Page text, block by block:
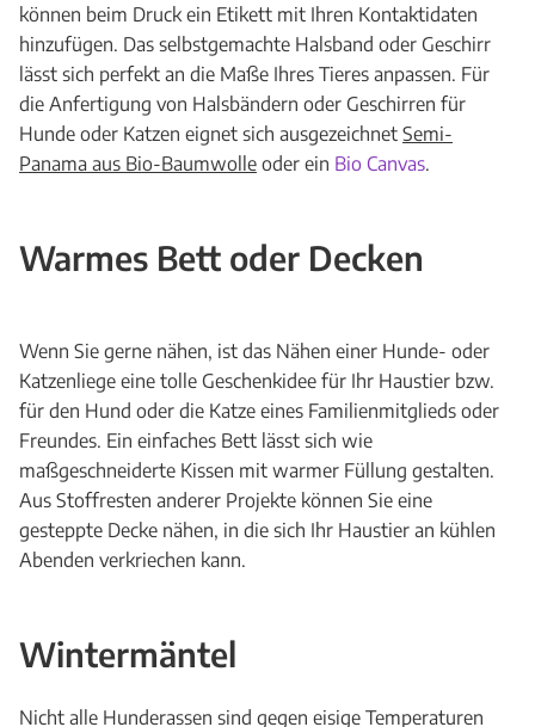
können beim Druck ein Etikett mit Ihren Kontaktidaten
hinzufügen. Das selbstgemachte Halsband oder Geschirr
lässt sich perfekt an die Maße Ihres Tieres anpassen. Für
die Anfertigung von Halsbändern oder Geschirren für
Hunde oder Katzen eignet sich ausgezeichnet Semi-
Panama aus Bio-Baumwolle oder ein Bio Canvas.
Warmes Bett oder Decken
Wenn Sie gerne nähen, ist das Nähen einer Hunde- oder
Katzenliege eine tolle Geschenkidee für Ihr Haustier bzw.
für den Hund oder die Katze eines Familienmitglieds oder
Freundes. Ein einfaches Bett lässt sich wie
maßgeschneiderte Kissen mit warmer Füllung gestalten.
Aus Stoffresten anderer Projekte können Sie eine
gesteppte Decke nähen, in die sich Ihr Haustier an kühlen
Abenden verkriechen kann.
Wintermäntel
Nicht alle Hunderassen sind gegen eisige Temperaturen